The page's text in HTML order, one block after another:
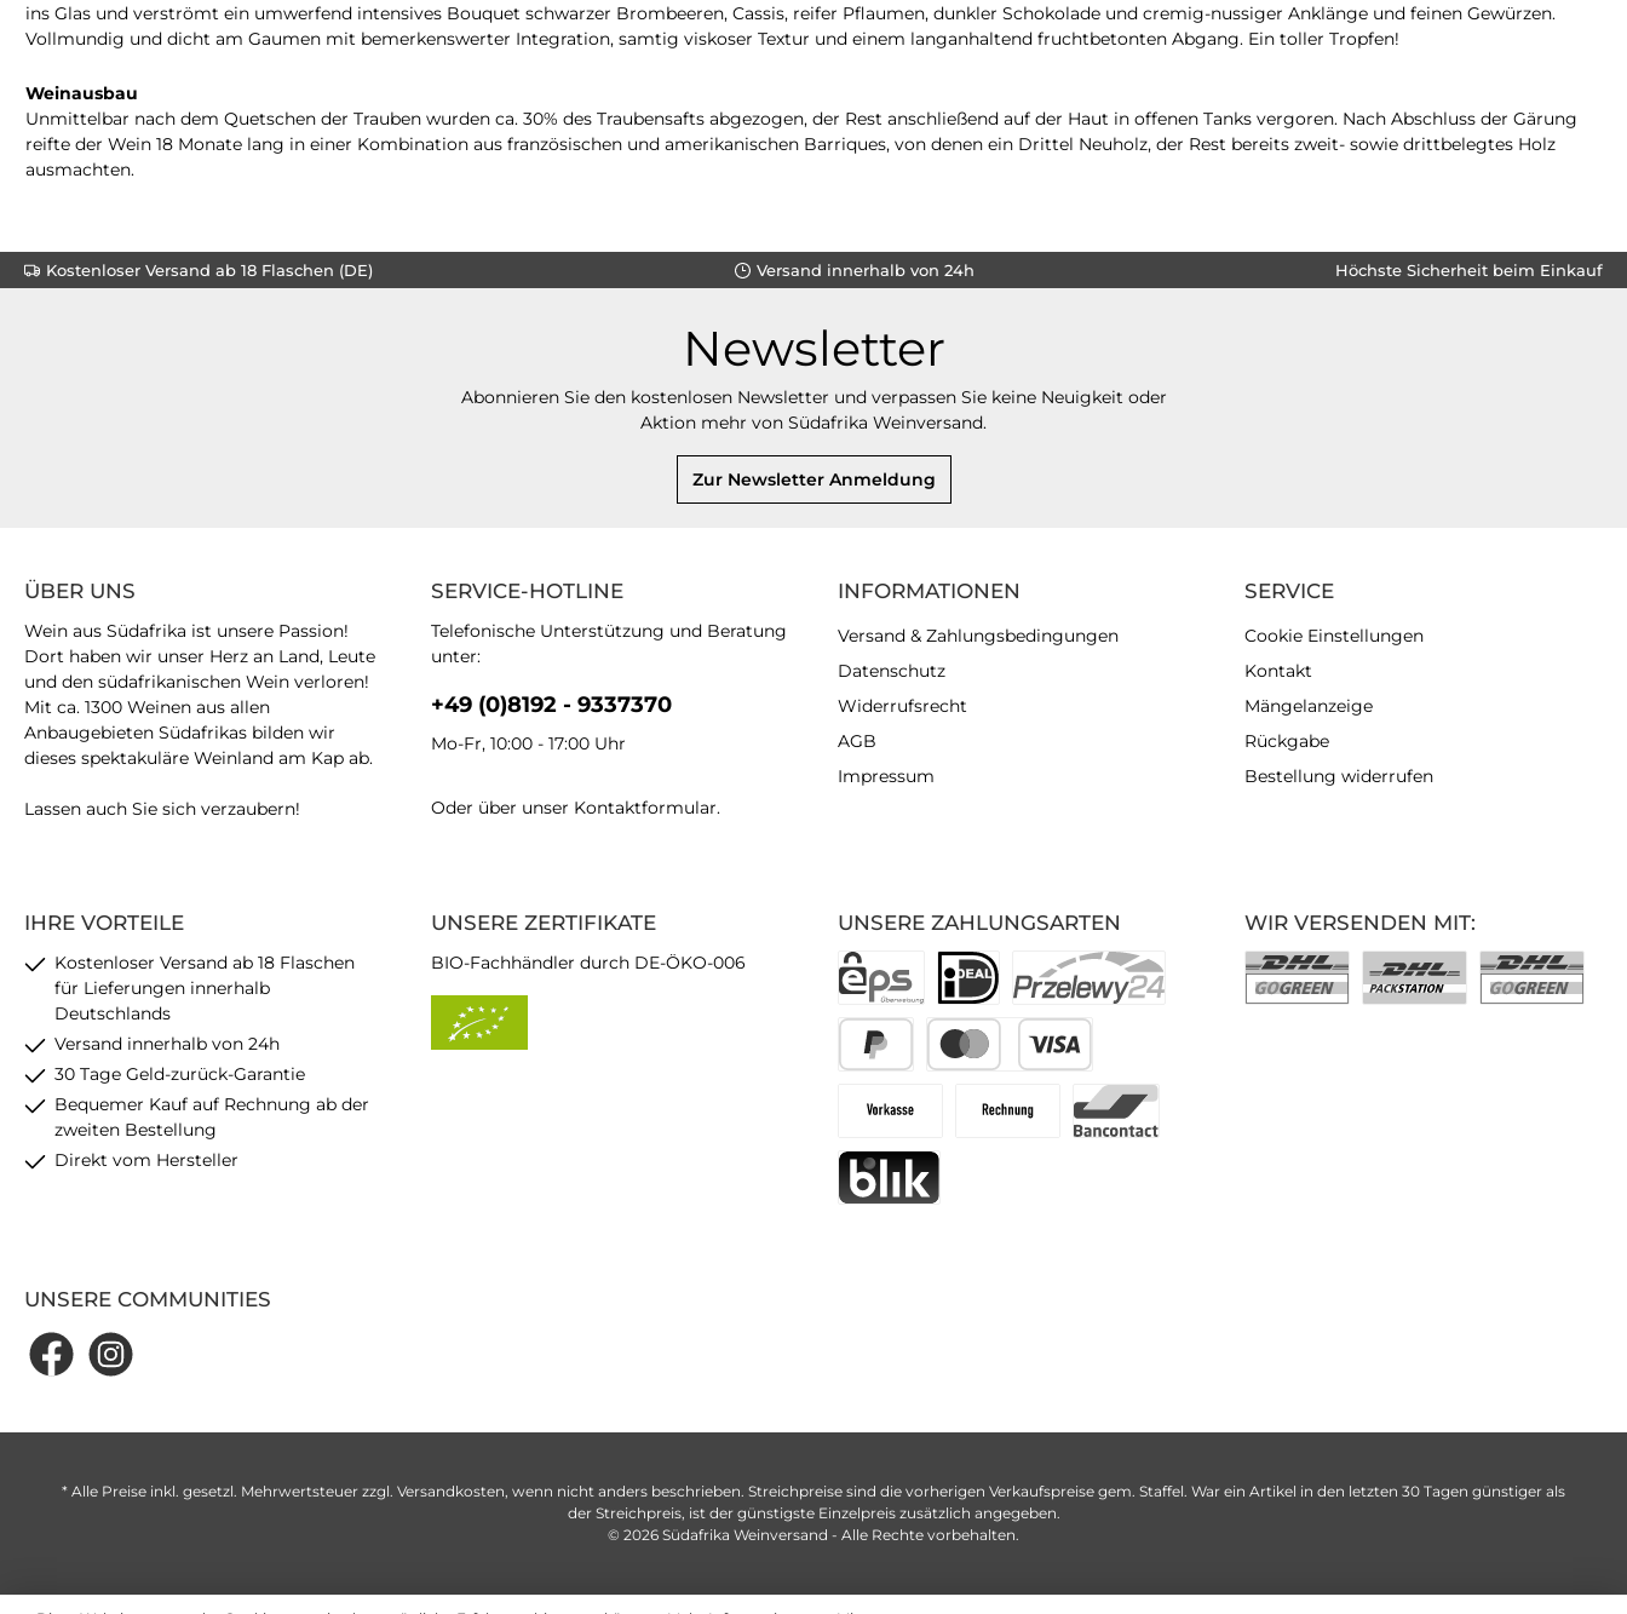
ins Glas und verströmt ein umwerfend intensives Bouquet schwarzer Brombeeren, Cassis, reifer Pflaumen, dunkler Schokolade und cremig-nussiger Anklänge und feinen Gewürzen.
Vollmundig und dicht am Gaumen mit bemerkenswerter Integration, samtig viskoser Textur und einem langanhaltend fruchtbetonten Abgang. Ein toller Tropfen!
Weinausbau
Unmittelbar nach dem Quetschen der Trauben wurden ca. 30% des Traubensafts abgezogen, der Rest anschließend auf der Haut in offenen Tanks vergoren. Nach Abschluss der Gärung
reifte der Wein 18 Monate lang in einer Kombination aus französischen und amerikanischen Barriques, von denen ein Drittel Neuholz, der Rest bereits zweit- sowie drittbelegtes Holz
ausmachten.
Kostenloser Versand ab 18 Flaschen (DE) Versand innerhalb von 24h Höchste Sicherheit beim Einkauf
Newsletter
Abonnieren Sie den kostenlosen Newsletter und verpassen Sie keine Neuigkeit oder
Aktion mehr von Südafrika Weinversand.
Zur Newsletter Anmeldung
SERVICE-HOTLINE
Telefonische Unterstützung und Beratung
unter:
+49 (0)8192 - 9337370
Mo-Fr, 10:00 - 17:00 Uhr
Oder über unser Kontaktformular.
IHRE VORTEILE
Kostenloser Versand ab 18 Flaschen
für Lieferungen innerhalb
Deutschlands
Versand innerhalb von 24h
30 Tage Geld-zurück-Garantie
Bequemer Kauf auf Rechnung ab der
zweiten Bestellung
Direkt vom Hersteller
UNSERE ZAHLUNGSARTEN
ÜBER UNS
Wein aus Südafrika ist unsere Passion!
Dort haben wir unser Herz an Land, Leute
und den südafrikanischen Wein verloren!
Mit ca. 1300 Weinen aus allen
Anbaugebieten Südafrikas bilden wir
dieses spektakuläre Weinland am Kap ab.
Lassen auch Sie sich verzaubern!
UNSERE ZERTIFIKATE
BIO-Fachhändler durch DE-ÖKO-006
INFORMATIONEN
Versand & Zahlungsbedingungen
Datenschutz
Widerrufsrecht
AGB
Impressum
SERVICE
Cookie Einstellungen
Kontakt
Mängelanzeige
Rückgabe
Bestellung widerrufen
UNSERE COMMUNITIES
WIR VERSENDEN MIT:
* Alle Preise inkl. gesetzl. Mehrwertsteuer zzgl. Versandkosten, wenn nicht anders beschrieben. Streichpreise sind die vorherigen Verkaufspreise gem. Staffel. War ein Artikel in den letzten 30 Tagen günstiger als
der Streichpreis, ist der günstigste Einzelpreis zusätzlich angegeben.
© 2026 Südafrika Weinversand - Alle Rechte vorbehalten.